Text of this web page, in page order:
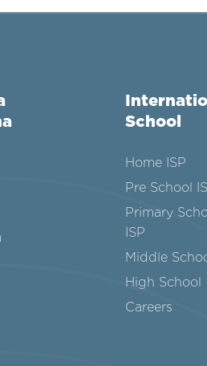
School
Home ISP
Pre School
Primary
ISP
Middle
High School
Careers